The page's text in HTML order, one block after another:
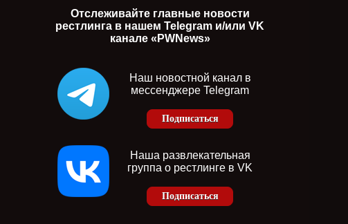
Отслеживайте главные новости
рестлинга в нашем Telegram и/или VK
канале «PWNews»
Наш новостной канал в
мессенджере Telegram
Подписаться
Наша развлекательная
группа о рестлинге в VK
Подписаться